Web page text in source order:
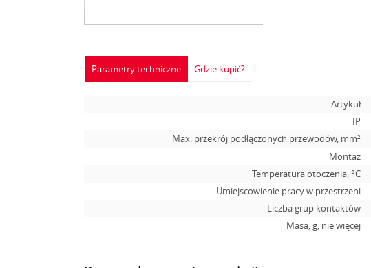
Parametry techniczne
Artykuł
IP
Max. przekrój podłączonych przewodów, mm²
Montaż
Temperatura otoczenia, °С
Umiejscowienie pracy w przestrzeni
Liczba grup kontaktów
Masa, g, nie więcej
Gdzie kupić?